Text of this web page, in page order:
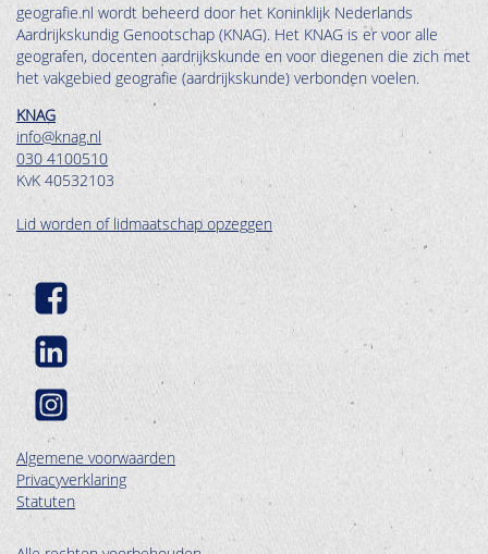
geografie.nl wordt beheerd door het Koninklijk Nederlands
Aardrijkskundig Genootschap (KNAG). Het KNAG is er voor alle
geografen, docenten aardrijkskunde en voor diegenen die zich met
het vakgebied geografie (aardrijkskunde) verbonden voelen.
KNAG
info@knag.nl
030 4100510
KvK 40532103
Lid worden of lidmaatschap opzeggen
Algemene voorwaarden
Privacyverklaring
Statuten